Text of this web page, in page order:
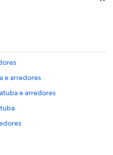
e arredores
e arredores